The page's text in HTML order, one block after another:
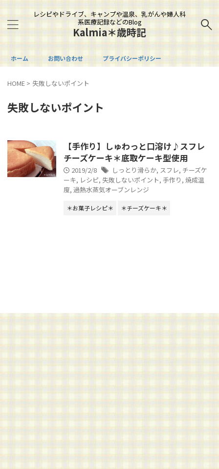
レシピやドライブ、キャンプや温泉、乳がんや婦人科
系医療記録などのBlog
Kalmia＊歳時記
ホーム お問い合わせ プライバシーポリシー
HOME > 失敗しないポイント
失敗しないポイント
【手作り】しゅわっと口溶け♪スフレ
チーズケーキ＊底取ケーキ型使用
2019/2/8 しっとり滑らか, スフレ, チーズケ
ーキ, レシピ, 失敗しないポイント, 手作り , 焼成温
度, 過熱水蒸気オーブンレンジ
＊お菓子レシピ＊ ＊チーズケーキ＊